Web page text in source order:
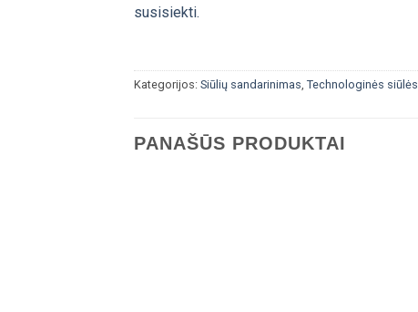
susisiekti.
Kategorijos: Siūlių sandarinimas, Technologinės siūlės
PANAŠŪS PRODUKTAI